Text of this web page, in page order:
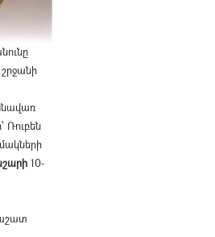
Ռուբեն
10-